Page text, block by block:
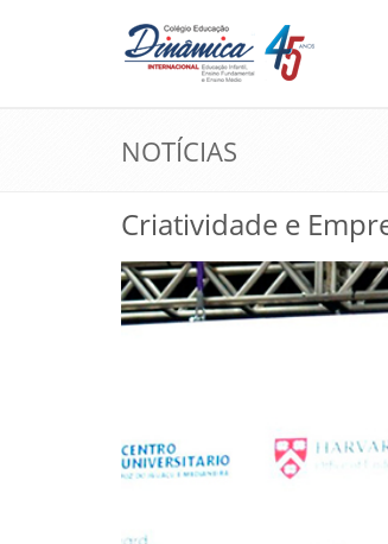
NOTÍCIAS
Criatividade e